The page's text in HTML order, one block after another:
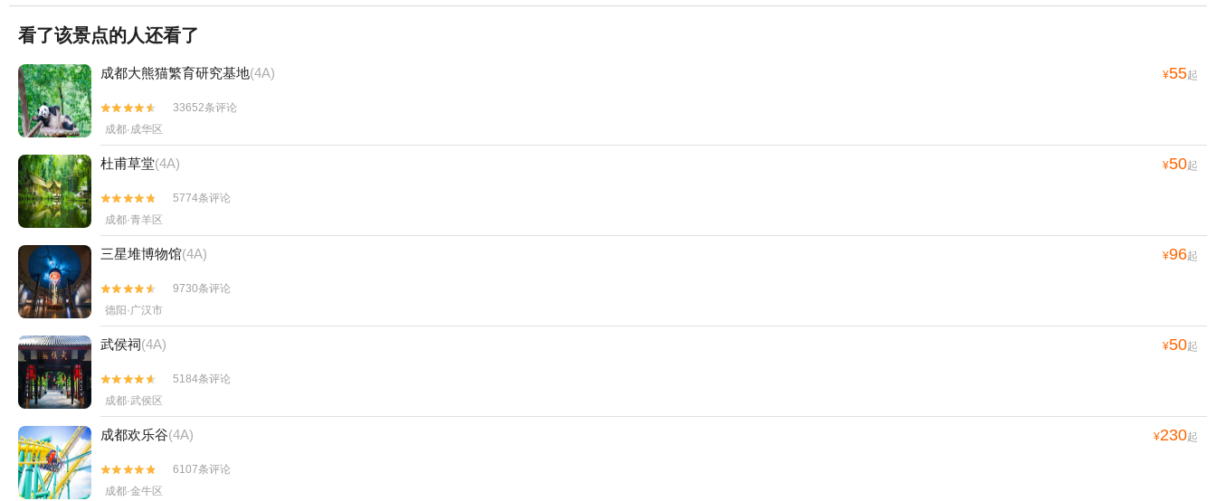
看了该景点的人还看了
成都大熊猫繁育研究基地(4A) ¥55起


33652条评论
成都·成华区
杜甫草堂(4A) ¥50起


5774条评论
成都·青羊区
三星堆博物馆(4A) ¥96起


9730条评论
德阳·广汉市
武侯祠(4A) ¥50起


5184条评论
成都·武侯区
成都欢乐谷(4A) ¥230起


6107条评论
成都·金牛区